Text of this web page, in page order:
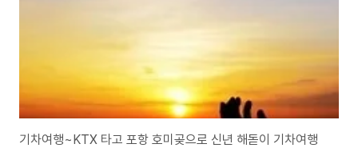
기차여행~KTX 타고 포항 호미곶으로 신년 해돋이 기차여행